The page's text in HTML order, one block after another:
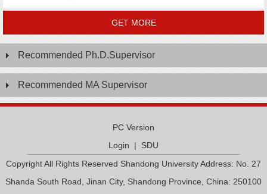
GET MORE
Recommended Ph.D.Supervisor
Recommended MA Supervisor
PC Version
Login | SDU
Copyright All Rights Reserved Shandong University Address: No. 27
Shanda South Road, Jinan City, Shandong Province, China: 250100